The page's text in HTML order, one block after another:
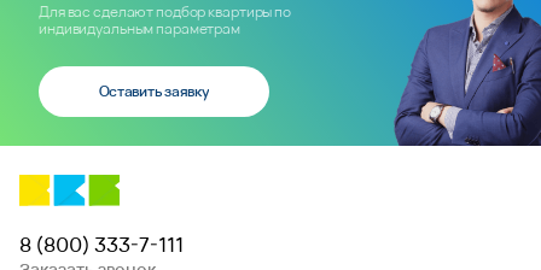
Для вас сделают подбор квартиры по
индивидуальным параметрам
Оставить заявку
8 (800) 333-7-111